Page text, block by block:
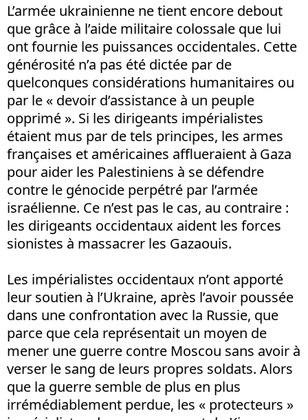
L’armée ukrainienne ne tient encore debout
que grâce à l’aide militaire colossale que lui
ont fournie les puissances occidentales. Cette
générosité n’a pas été dictée par de
quelconques considérations humanitaires ou
par le « devoir d’assistance à un peuple
opprimé ». Si les dirigeants impérialistes
étaient mus par de tels principes, les armes
françaises et américaines afflueraient à Gaza
pour aider les Palestiniens à se défendre
contre le génocide perpétré par l’armée
israélienne. Ce n’est pas le cas, au contraire :
les dirigeants occidentaux aident les forces
sionistes à massacrer les Gazaouis.
Les impérialistes occidentaux n’ont apporté
leur soutien à l’Ukraine, après l’avoir poussée
dans une confrontation avec la Russie, que
parce que cela représentait un moyen de
mener une guerre contre Moscou sans avoir à
verser le sang de leurs propres soldats. Alors
que la guerre semble de plus en plus
irrémédiablement perdue, les « protecteurs »